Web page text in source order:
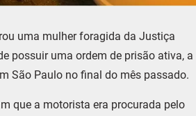
uma mulher foragida da Justiça
possuir uma ordem de prisão ativa, a
São Paulo no final do mês passado.
que a motorista era procurada pelo